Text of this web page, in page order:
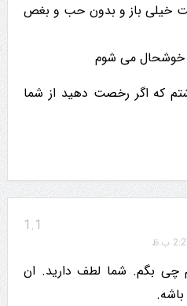
باز و بدون حب و بغص
خوشحال می شوم
که اگر رخصت دهید از شما
1.1
چی بگم. شما لطف دارید. ان
باشه.